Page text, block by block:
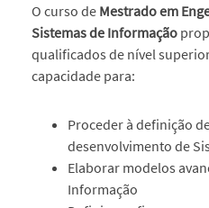
O curso de Mestrado em
Sistemas de Informação
qualificados de nível
capacidade para:
Proceder à definição
desenvolvimento de
Elaborar modelos
Informação